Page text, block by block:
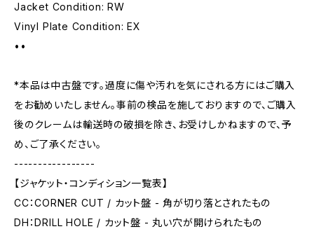
Jacket Condition: RW
Vinyl Plate Condition: EX
••
*本品は中古盤です。過度に傷や汚れを気にされる方にはご購入
をお勧めいたしません。事前の検品を施しておりますので、ご購入
後のクレームは輸送時の破損を除き、お受けしかねますので、予
め、ご了承ください。
-----------------
【ジャケット・コンディション一覧表】
CC：CORNER CUT / カット盤 - 角が切り落とされたもの
DH：DRILL HOLE / カット盤 - 丸い穴が開けられたもの